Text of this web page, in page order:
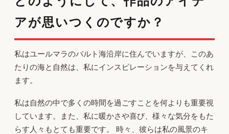
アが思いつくのですか？
私はユールマラのバルト海沿岸に住んでいますが、このあ
たりの海と自然は、私にインスピレーションを与えてくれ
ます。
私は自然の中で多くの時間を過ごすことを何よりも重要視
しています。また、私に暖かさや喜び、様々な気分をもた
らす人々もとても重要です。 時々、彼らは私の風景のキ